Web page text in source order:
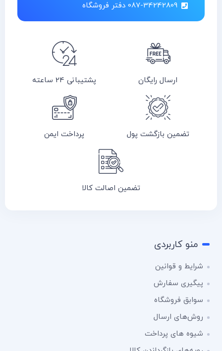
087-34242809 دفتر فروشگاه
ارسال رایگان پشتیبانی 24 ساعته
تضمین بازگشت پول پرداخت ایمن
تضمین اصالت کالا
منو کاربردی
شرایط و قوانین
پیگیری سفارش
سوابق فروشگاه
روش‌های ارسال
شیوه های پرداخت